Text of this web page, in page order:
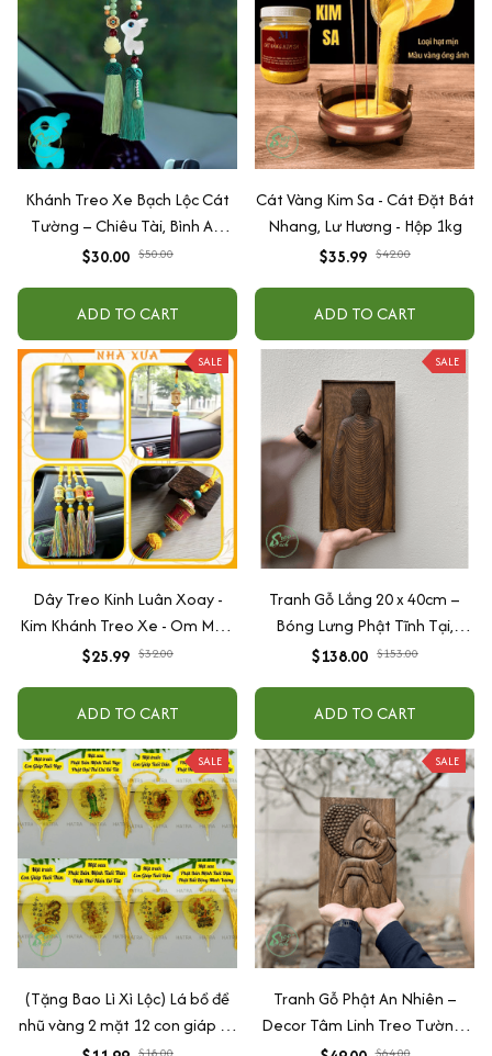
Khánh Treo Xe Bạch Lộc Cát
Tường – Chiêu Tài, Bình An,
May Mắn Trên Mọi Hành Trình
$30.00 $50.00
ADD TO CART
Cát Vàng Kim Sa - Cát Đặt Bát
Nhang, Lư Hương - Hộp 1kg
$35.99 $42.00
ADD TO CART
SALE
Dây Treo Kinh Luân Xoay -
Kim Khánh Treo Xe - Om Mani
Padme Hum
$25.99 $32.00
ADD TO CART
SALE
Tranh Gỗ Lắng 20 x 40cm –
Bóng Lưng Phật Tĩnh Tại,
Decor Tâm Linh Treo
Nhiên
$138.00 $153.00
ADD TO CART
SALE
(Tặng Bao Lì Xì Lộc) Lá bồ đề
nhũ vàng 2 mặt 12 con giáp và
SALE
Tranh Gỗ Phật An Nhiên –
Decor Tâm Linh Treo Tường/